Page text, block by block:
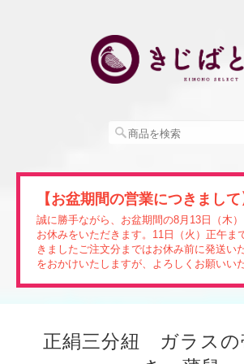
【お盆期間の営業につきまして
誠に勝手ながら、お盆期間の8月13日（木
お休みをいただきます。11日（火）正午ま
きましたご注文分まではお休み前に発送い
をおかけいたしますが、よろしくお願いい
正絹三分紐 ガラスの